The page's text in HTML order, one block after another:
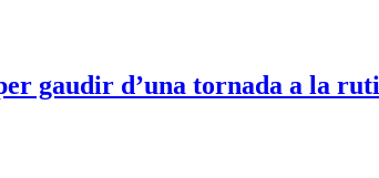
gaudir d’una tornada a la